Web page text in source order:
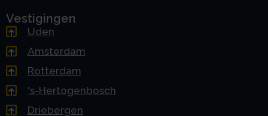
Vestigingen
Uden
Amsterdam
Rotterdam
's-Hertogenbosch
Driebergen